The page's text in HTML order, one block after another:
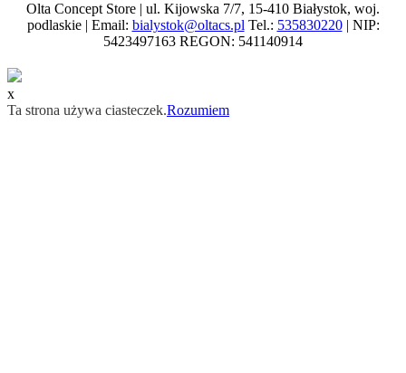
Olta Concept Store | ul. Kijowska 7/7, 15-410 Białystok, woj.
podlaskie | Email: bialystok@oltacs.pl Tel.: 535830220| NIP:
5423497163 REGON: 541140914
x
Ta strona używa ciasteczek.Rozumiem